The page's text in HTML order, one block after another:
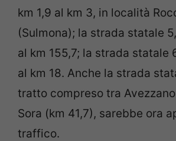
km 1,9 al km 3, in località
(Sulmona); la strada statale
al km 155,7; la strada statale
al km 18. Anche la strada
tratto compreso tra
Sora (km 41,7), sarebbe ora
traffico.